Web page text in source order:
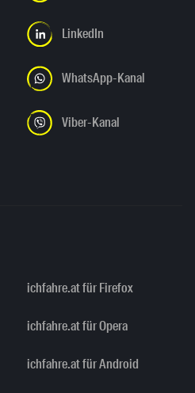
LinkedIn
WhatsApp-Kanal
Viber-Kanal
ichfahre.at für Firefox
ichfahre.at für Opera
ichfahre.at für Android